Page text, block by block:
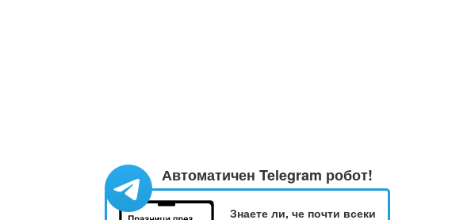
Автоматичен Telegram робот!
Знаете ли, че почти всеки